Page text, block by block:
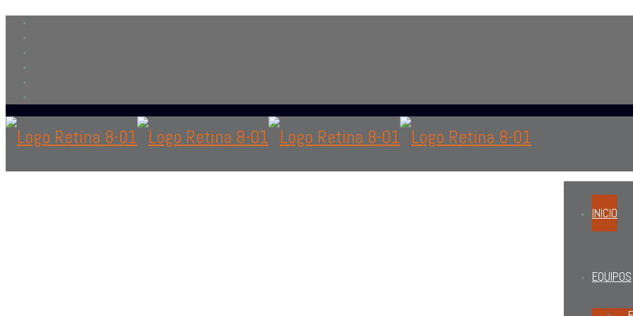
INICIO
EQUIPOS
Contáctanossolo si eres personal en el área de oftalmología, optometría o personal